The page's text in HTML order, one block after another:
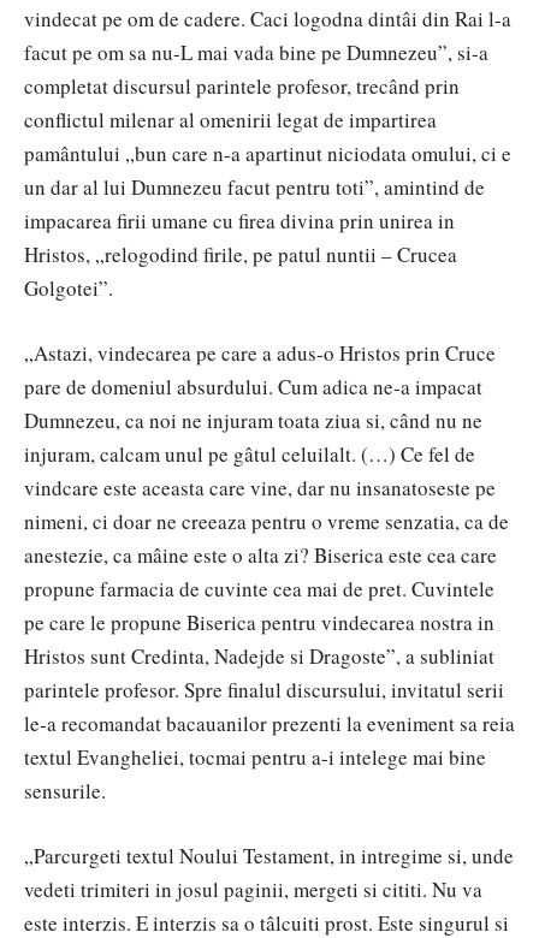
vindecat pe om de cadere. Caci logodna dintâi din Rai l-a
facut pe om sa nu-L mai vada bine pe Dumnezeu”, si-a
completat discursul parintele profesor, trecând prin
conflictul milenar al omenirii legat de impartirea
pamântului „bun care n-a apartinut niciodata omului, ci e
un dar al lui Dumnezeu facut pentru toti”, amintind de
impacarea firii umane cu firea divina prin unirea in
Hristos, „relogodind firile, pe patul nuntii – Crucea
Golgotei”.
„Astazi, vindecarea pe care a adus-o Hristos prin Cruce
pare de domeniul absurdului. Cum adica ne-a impacat
Dumnezeu, ca noi ne injuram toata ziua si, când nu ne
injuram, calcam unul pe gâtul celuilalt. (…) Ce fel de
vindcare este aceasta care vine, dar nu insanatoseste pe
nimeni, ci doar ne creeaza pentru o vreme senzatia, ca de
anestezie, ca mâine este o alta zi? Biserica este cea care
propune farmacia de cuvinte cea mai de pret. Cuvintele
pe care le propune Biserica pentru vindecarea nostra in
Hristos sunt Credinta, Nadejde si Dragoste”, a subliniat
parintele profesor. Spre finalul discursului, invitatul serii
le-a recomandat bacauanilor prezenti la eveniment sa reia
textul Evangheliei, tocmai pentru a-i intelege mai bine
sensurile.
„Parcurgeti textul Noului Testament, in intregime si, unde
vedeti trimiteri in josul paginii, mergeti si cititi. Nu va
este interzis. E interzis sa o tâlcuiti prost. Este singurul si